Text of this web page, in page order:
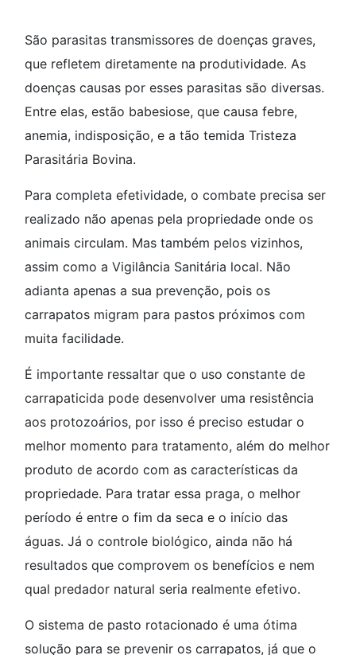
São parasitas transmissores de doenças graves,
que refletem diretamente na produtividade. As
doenças causas por esses parasitas são diversas.
Entre elas, estão babesiose, que causa febre,
anemia, indisposição, e a tão temida Tristeza
Parasitária Bovina.
Para completa efetividade, o combate precisa ser
realizado não apenas pela propriedade onde os
animais circulam. Mas também pelos vizinhos,
assim como a Vigilância Sanitária local. Não
adianta apenas a sua prevenção, pois os
carrapatos migram para pastos próximos com
muita facilidade.
É importante ressaltar que o uso constante de
carrapaticida pode desenvolver uma resistência
aos protozoários, por isso é preciso estudar o
melhor momento para tratamento, além do melhor
produto de acordo com as características da
propriedade. Para tratar essa praga, o melhor
período é entre o fim da seca e o início das
águas. Já o controle biológico, ainda não há
resultados que comprovem os benefícios e nem
qual predador natural seria realmente efetivo.
O sistema de pasto rotacionado é uma ótima
solução para se prevenir os carrapatos, já que o